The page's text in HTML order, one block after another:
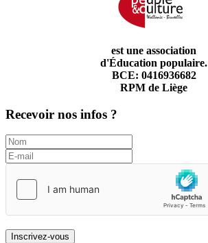
est une association
d'Éducation populaire.
BCE: 0416936682
RPM de Liège
Recevoir nos infos ?
Inscrivez-vous